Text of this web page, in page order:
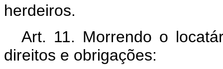
herdeiros.
Art. 11. Morrendo o
direitos e obrigações: